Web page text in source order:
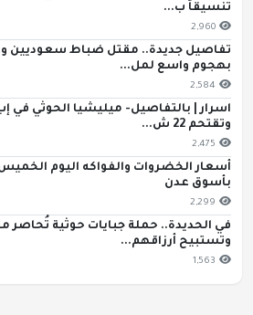
تنسيقاً ب...
2,960
تفاصيل جديدة.. مقتل ضباط سعوديين
بهجوم واسع لمل...
2,584
اسرار | بالتفاصيل- ميليشيا الحوثي في
وتقتحم 22 ش...
2,475
بأسوق عدن
2,299
في الحديدة.. حملة جبايات حوثية تُحاصر
وتستبيح أرزاقهم...
1,563